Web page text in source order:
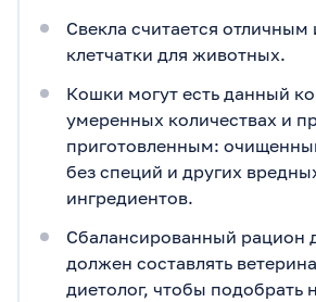
Свекла считается
клетчатки для животных.
Кошки могут есть данный
умеренных количествах и
приготовленным:
без специй и других
ингредиентов.
Сбалансированный рацион
должен составлять
диетолог, чтобы подобрать